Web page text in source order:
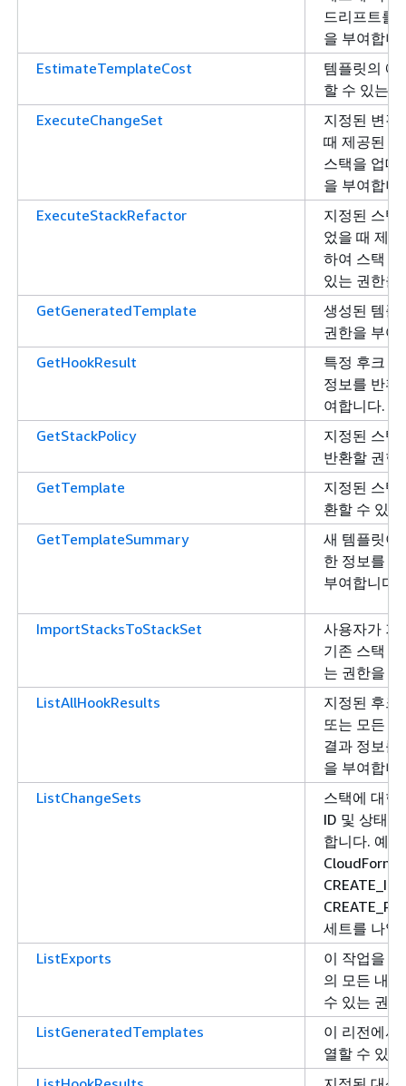
드리프트를
을 부여합니
EstimateTemplateCost
템플릿의 예
할 수 있는
ExecuteChangeSet
지정된 변경
때 제공된
스택을 업데
을 부여합니
ExecuteStackRefactor
지정된 스택
었을 때 제
하여 스택
있는 권한을
GetGeneratedTemplate
생성된 템플
권한을 부여
GetHookResult
특정 후크
정보를 반환
여합니다.
GetStackPolicy
지정된 스택
반환할 권한
GetTemplate
지정된 스택
환할 수 있
GetTemplateSummary
새 템플릿이
한 정보를
부여합니다.
ImportStacksToStackSet
사용자가 기
기존 스택
는 권한을
ListAllHookResults
지정된 후크
또는 모든
결과 정보를
을 부여합니
ListChangeSets
스택에 대한
ID 및 상태
합니다. 예
세트를 나열
ListExports
이 작업을
의 모든 내
수 있는 권
ListGeneratedTemplates
이 리전에서
열할 수 있